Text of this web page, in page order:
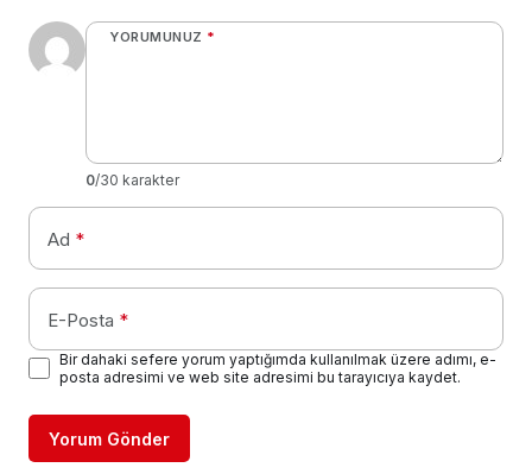
YORUMUNUZ *
0/30 karakter
Ad *
E-Posta *
Bir dahaki sefere yorum yaptığımda kullanılmak üzere adımı, e-
posta adresimi ve web site adresimi bu tarayıcıya kaydet.
Yorum Gönder